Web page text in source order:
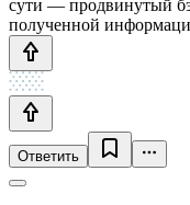
сути — продвинутый
полученной
Ответить